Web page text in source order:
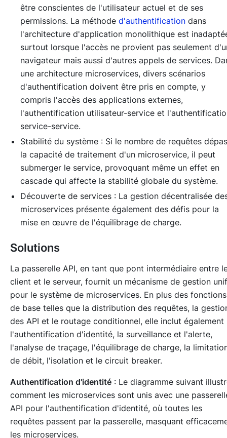
être conscientes de l'utilisateur actuel et de ses
permissions. La méthode d'authentification dans
l'architecture d'application monolithique est
surtout lorsque l'accès ne provient pas seulement
navigateur mais aussi d'autres appels de services.
une architecture microservices, divers scénarios
d'authentification doivent être pris en compte, y
compris l'accès des applications externes,
l'authentification utilisateur-service et
service-service.
Stabilité du système : Si le nombre de requêtes
la capacité de traitement d'un microservice, il peut
submerger le service, provoquant même un effet en
cascade qui affecte la stabilité globale du système.
Découverte de services : La gestion décentralisée
microservices présente également des défis pour la
mise en œuvre de l'équilibrage de charge.
Solutions
La passerelle API, en tant que pont intermédiaire entre
client et le serveur, fournit un mécanisme de gestion
pour le système de microservices. En plus des fonctions
de base telles que la distribution des requêtes, la
des API et le routage conditionnel, elle inclut également
l'authentification d'identité, la surveillance et l'alerte,
l'analyse de traçage, l'équilibrage de charge, la
de débit, l'isolation et le circuit breaker.
Authentification d'identité : Le diagramme suivant
comment les microservices sont unis avec une
API pour l'authentification d'identité, où toutes les
requêtes passent par la passerelle, masquant
les microservices.